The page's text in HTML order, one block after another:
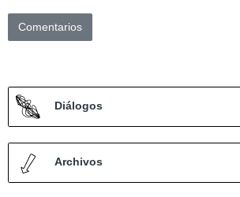
Comentarios
Diálogos
Archivos